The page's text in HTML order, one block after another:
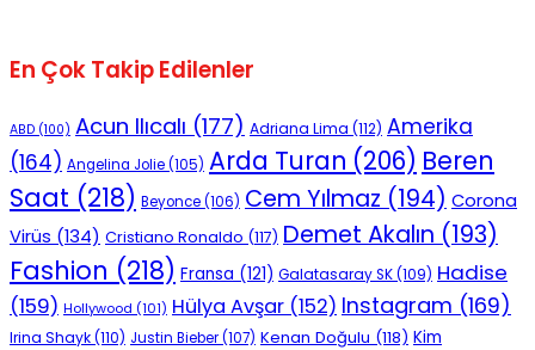
En Çok Takip Edilenler
ABD (100) Acun Ilıcalı (177) Adriana Lima (112) Amerika
(164) Angelina Jolie(105) Arda Turan (206) Beren
Saat (218) Beyonce(106) Cem Yılmaz (194) Corona
Virüs (134) Cristiano Ronaldo (117) Demet Akalın (193)
Fashion (218) Fransa (121) Galatasaray SK(109) Hadise
(159) Hollywood (101) Hülya Avşar (152) Instagram (169)
Irina Shayk(110) Justin Bieber(107) Kenan Doğulu (118) Kim